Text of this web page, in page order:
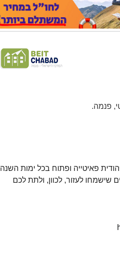
פאיטייה ופתוח בכל ימות השנה
לעזור, לכוון, ולתת לכם